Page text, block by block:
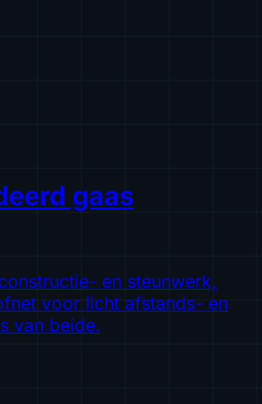
gaas
en steunwerk,
voor licht afstands- en
van beide.